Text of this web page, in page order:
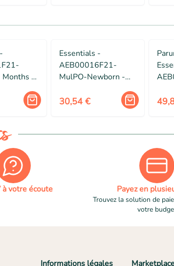
-
Coton
Lot de 2
Essentials -
AEB00016F21-
MulPO-Newborn -
Marvel | Star Wars |
4
30,54 €
à votre écoute Payez en
Trouvez la solution de
votre
Informations légales